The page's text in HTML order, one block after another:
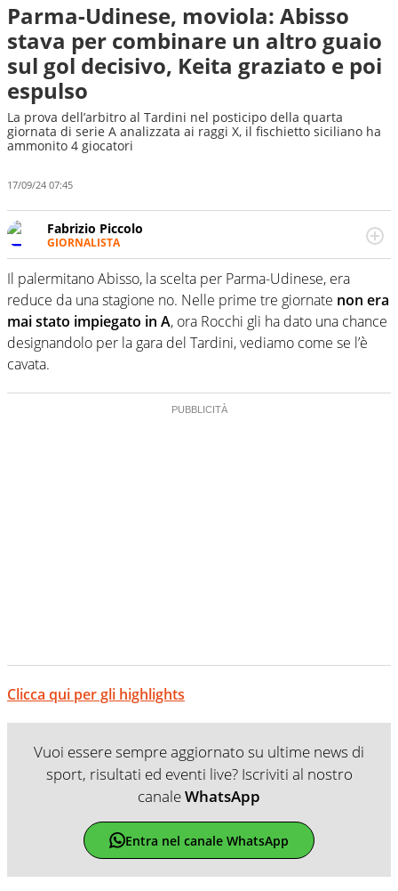
Parma-Udinese, moviola: Abisso
stava per combinare un altro guaio
sul gol decisivo, Keita graziato e poi
espulso
La prova dell’arbitro al Tardini nel posticipo della quarta
giornata di serie A analizzata ai raggi X, il fischietto siciliano ha
ammonito 4 giocatori
17/09/24 07:45
Fabrizio Piccolo
GIORNALISTA
Nella sua carriera ha seguito numerose manifestazioni
sportive e collaborato con agenzie e testate. Esperienza,
competenza, conoscenza e memoria storica. Si occupa
prevalentemente di calcio
Il palermitano Abisso, la scelta per Parma-Udinese, era
reduce da una stagione no. Nelle prime tre giornate non era
mai stato impiegato in A, ora Rocchi gli ha dato una chance
designandolo per la gara del Tardini, vediamo come se l’è
cavata.
Clicca qui per gli highlights
Vuoi essere sempre aggiornato su ultime news di
sport, risultati ed eventi live? Iscriviti al nostro
canaleWhatsApp
Entra nel canale WhatsApp